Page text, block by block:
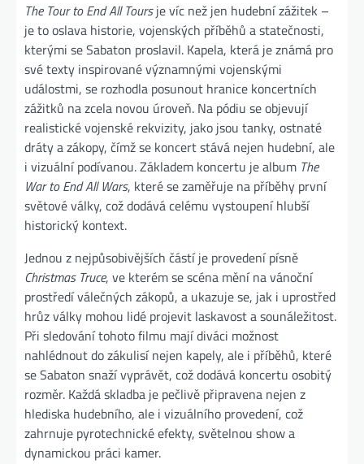
The Tour to End All Toursje víc než jen hudební zážitek –
je to oslava historie, vojenských příběhů a statečnosti,
kterými se Sabaton proslavil. Kapela, která je známá pro
své texty inspirované významnými vojenskými
událostmi, se rozhodla posunout hranice koncertních
zážitků na zcela novou úroveň. Na pódiu se objevují
realistické vojenské rekvizity, jako jsou tanky, ostnaté
dráty a zákopy, čímž se koncert stává nejen hudební, ale
i vizuální podívanou. Základem koncertu je album The
War to End All Wars, které se zaměřuje na příběhy první
světové války, což dodává celému vystoupení hlubší
historický kontext​.
Jednou z nejpůsobivějších částí je provedení písně
Christmas Truce, ve kterém se scéna mění na vánoční
prostředí válečných zákopů, a ukazuje se, jak i uprostřed
hrůz války mohou lidé projevit laskavost a sounáležitost.
Při sledování tohoto filmu mají diváci možnost
nahlédnout do zákulisí nejen kapely, ale i příběhů, které
se Sabaton snaží vyprávět, což dodává koncertu osobitý
rozměr. Každá skladba je pečlivě připravena nejen z
hlediska hudebního, ale i vizuálního provedení, což
zahrnuje pyrotechnické efekty, světelnou show a
dynamickou práci kamer​.